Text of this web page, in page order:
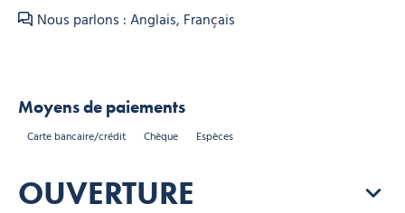
Nous parlons : Anglais, Français
Moyens de paiements
Carte bancaire/crédit Chèque Espèces
OUVERTURE